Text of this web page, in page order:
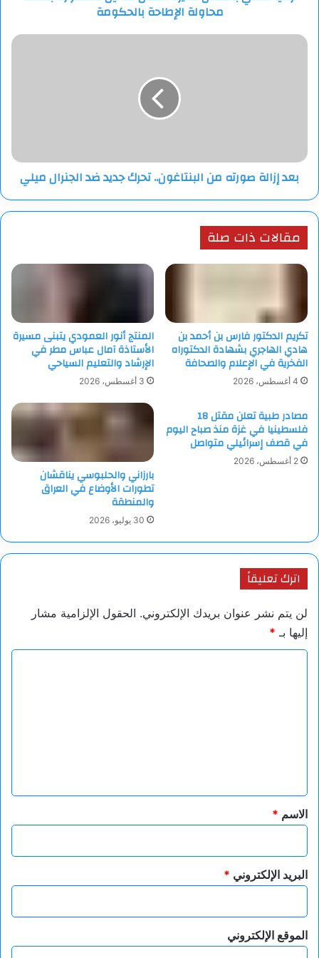
محاولة الإطاحة بالحكومة
بعد
الجنرال
ميلي
بعد إزالة صورته من البنتاغون.. تحرك جديد ضد الجنرال ميلي
مقالات ذات صلة
تكريم الدكتور فارس بن أحمد بن
هادي الهاجري بشهادة الدكتوراه
الفخرية في الإعلام والصحافة
4 أغسطس، 2026
المنتج أنور العمودي يتبنى مسيرة
الأستاذة آمال عباس مطر في
الإرشاد والتعليم السياحي
3 أغسطس، 2026
مصادر طبية تعلن مقتل 18
فلسطينيا في غزة منذ صباح اليوم
في قصف إسرائيلي متواصل
2 أغسطس، 2026
بارزاني والحلبوسي يناقشان
تطورات الأوضاع في العراق
والمنطقة
30 يوليو، 2026
اترك تعليقاً
لن يتم نشر عنوان بريدك الإلكتروني. الحقول الإلزامية مشار
إليها بـ *
*
الاسم *
البريد الإلكتروني *
الموقع الإلكتروني